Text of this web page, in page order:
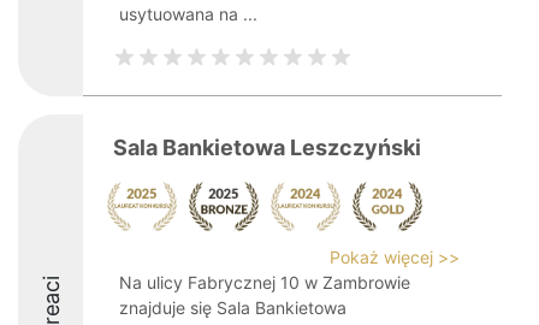
usytuowana na ...
Sala Bankietowa Leszczyński
Pokaż więcej >>
Na ulicy Fabrycznej 10 w Zambrowie
znajduje się Sala Bankietowa